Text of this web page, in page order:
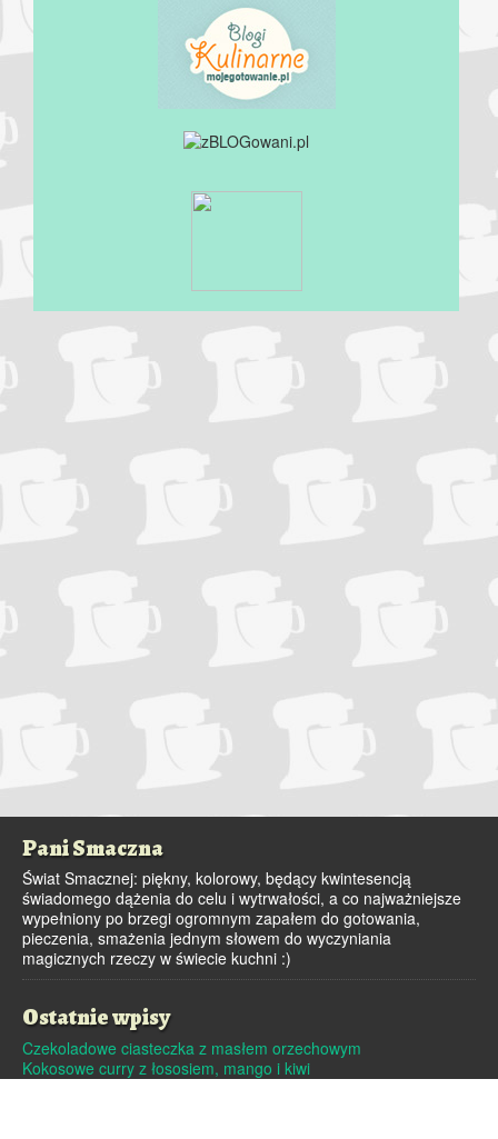
Pani Smaczna
Świat Smacznej: piękny, kolorowy, będący kwintesencją
świadomego dążenia do celu i wytrwałości, a co najważniejsze
wypełniony po brzegi ogromnym zapałem do gotowania,
pieczenia, smażenia jednym słowem do wyczyniania
magicznych rzeczy w świecie kuchni :)
Ostatnie wpisy
Czekoladowe ciasteczka z masłem orzechowym
Kokosowe curry z łososiem, mango i kiwi